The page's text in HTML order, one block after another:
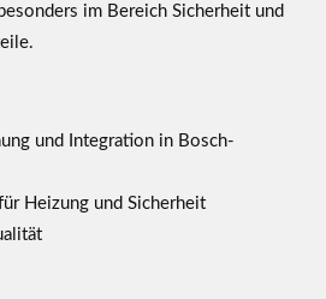
im Bereich Sicherheit und
und Integration in Bosch-
Heizung und Sicherheit